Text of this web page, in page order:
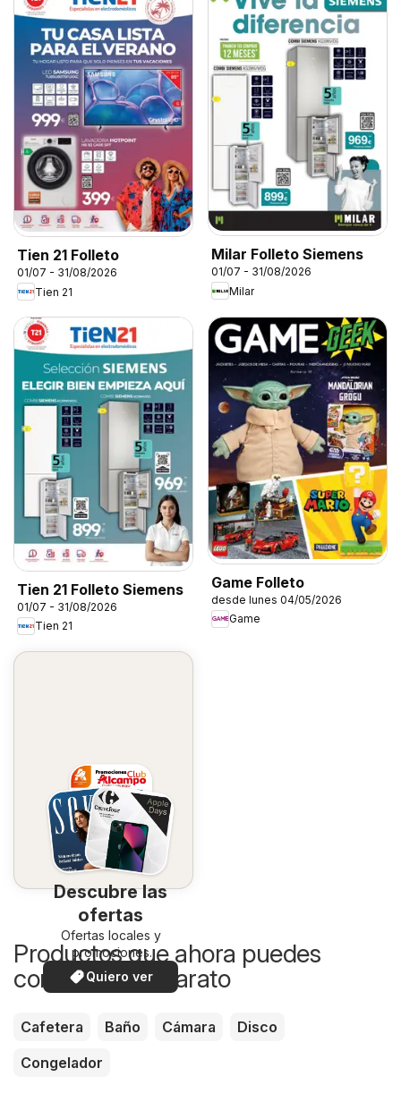
Tien 21 Folleto
01/07 - 31/08/2026
Tien 21
Milar Folleto Siemens
01/07 - 31/08/2026
Milar
Tien 21 Folleto Siemens
01/07 - 31/08/2026
Tien 21
Game Folleto
desde lunes 04/05/2026
Game
Descubre las
ofertas
Ofertas locales y
promociones
especiales.
Quiero ver
Productos que ahora puedes
comprar más barato
Cafetera Baño Cámara
Disco
Congelador